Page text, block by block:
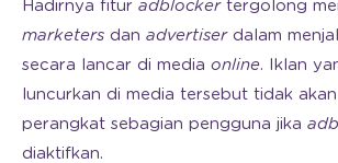
Hadirnya fitur adblockertergolong
marketers dan advertiserdalam
secara lancar di media online. Iklan
luncurkan di media tersebut tidak
perangkat sebagian pengguna jika
diaktifkan.